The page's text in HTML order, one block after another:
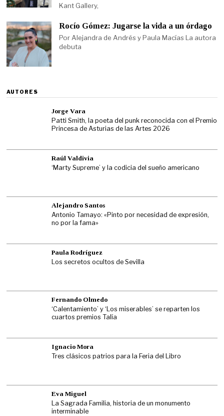
Kant Gallery,
Rocío Gómez: Jugarse la vida a un órdago
Por Alejandra de Andrés y Paula Macías La autora
debuta
AUTORES
Jorge Vara
Patti Smith, la poeta del punk reconocida con el Premio
Princesa de Asturias de las Artes 2026
Raúl Valdivia
‘Marty Supreme’ y la codicia del sueño americano
Alejandro Santos
Antonio Tamayo: «Pinto por necesidad de expresión,
no por la fama»
Paula Rodríguez
Los secretos ocultos de Sevilla
Fernando Olmedo
‘Calentamiento’ y ‘Los miserables’ se reparten los
cuartos premios Talía
Ignacio Mora
Tres clásicos patrios para la Feria del Libro
Eva Miguel
La Sagrada Familia, historia de un monumento
interminable